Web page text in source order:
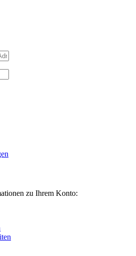
zu Ihrem Konto: